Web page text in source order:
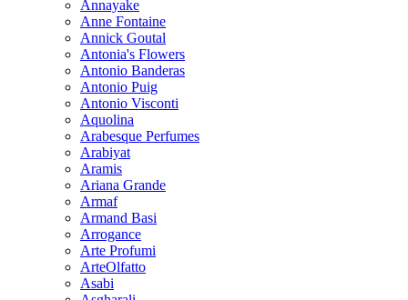
Annayake
Anne Fontaine
Annick Goutal
Antonia's Flowers
Antonio Banderas
Antonio Puig
Antonio Visconti
Aquolina
Arabesque Perfumes
Arabiyat
Aramis
Ariana Grande
Armaf
Armand Basi
Arrogance
Arte Profumi
ArteOlfatto
Asabi